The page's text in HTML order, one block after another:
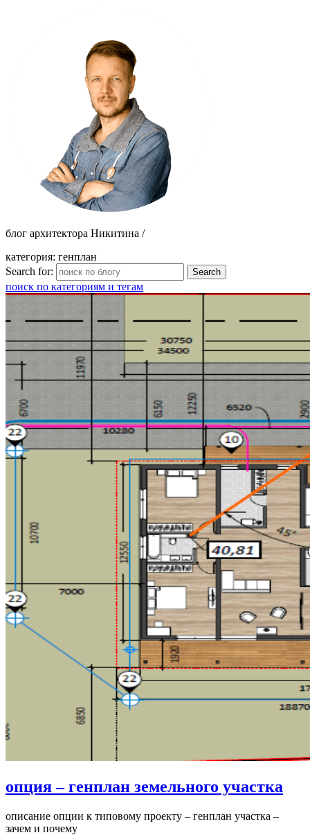
блог архитектора Никитина /
категория: генплан
Search for:
поиск по категориям и тегам
опция – генплан земельного участка
описание опции к типовому проекту – генплан участка –
зачем и почему